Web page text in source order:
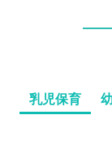
乳児保育